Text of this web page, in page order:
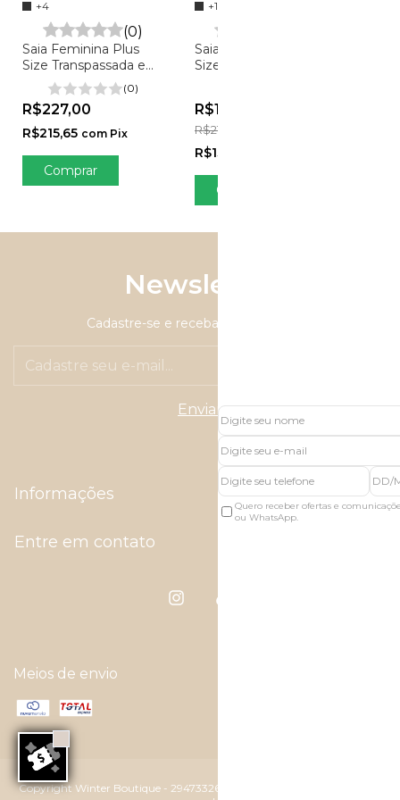
Quero receber ofertas e
ou WhatsApp.
+4
(0)
Saia Feminina Plus
Size Transpassada em
Viscolinho - Marli(0)
R$227,00
R$215,65 com Pix
Comprar
+1
Saia Feminina Plus
Size em Tule - Lara
R$147,00
R$217,00
R$139,65
Comprar
Newsletter
Cadastre-se e receba nossas ofertas.
Informações
Entre em contato
Meios de envio
Copyright Winter Boutique - 29473326000118 - 2026. Todos os direitos